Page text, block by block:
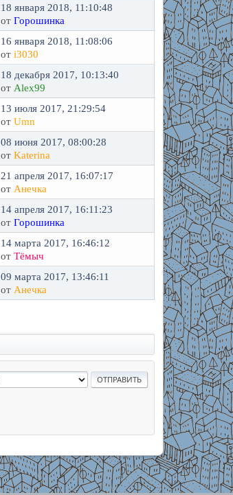
18 января 2018, 11:10:48
отГорошинка
16 января 2018, 11:08:06
отi3030
18 декабря 2017, 10:13:40
от Alex99
13 июля 2017, 21:29:54
отUmn
08 июня 2017, 08:00:28
отKaterina
21 апреля 2017, 16:07:17
от Анечка
14 апреля 2017, 16:11:23
отГорошинка
14 марта 2017, 16:46:12
отТёмыч
09 марта 2017, 13:46:11
от Анечка